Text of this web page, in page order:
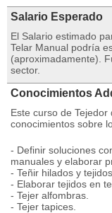
Salario Esperado
El Salario estimado
Telar Manual podría
(aproximadamente).
sector.
Conocimientos
Este curso de
conocimientos sobre
- Definir soluciones
manuales y elaborar
- Teñir hilados y
- Elaborar tejidos en
- Tejer alfombras.
- Tejer tapices.